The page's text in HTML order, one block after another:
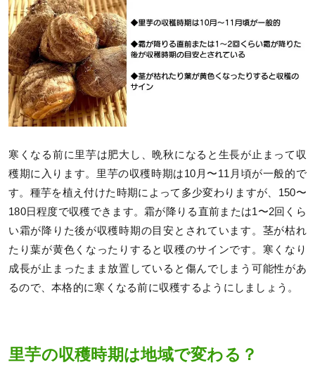
寒くなる前に里芋は肥大し、晩秋になると生長が止まって収
穫期に入ります。里芋の収穫時期は10月〜11月頃が一般的で
す。種芋を植え付けた時期によって多少変わりますが、150〜
180日程度で収穫できます。霜が降りる直前または1〜2回くら
い霜が降りた後が収穫時期の目安とされています。茎が枯れ
たり葉が黄色くなったりすると収穫のサインです。寒くなり
成長が止まったまま放置していると傷んでしまう可能性があ
るので、本格的に寒くなる前に収穫するようにしましょう。
里芋の収穫時期は地域で変わる？